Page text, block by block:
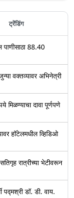
ट्रेंडिंग
पाणीसाठा 88.40
वक्तव्यावर अभिनेत्री
मिळण्याचा दावा पूर्णपणे
हॉटेलमधील व्हिडिओ
रात्रीच्या भेटीवरून
पद्मश्री डॉ. डी. वाय.